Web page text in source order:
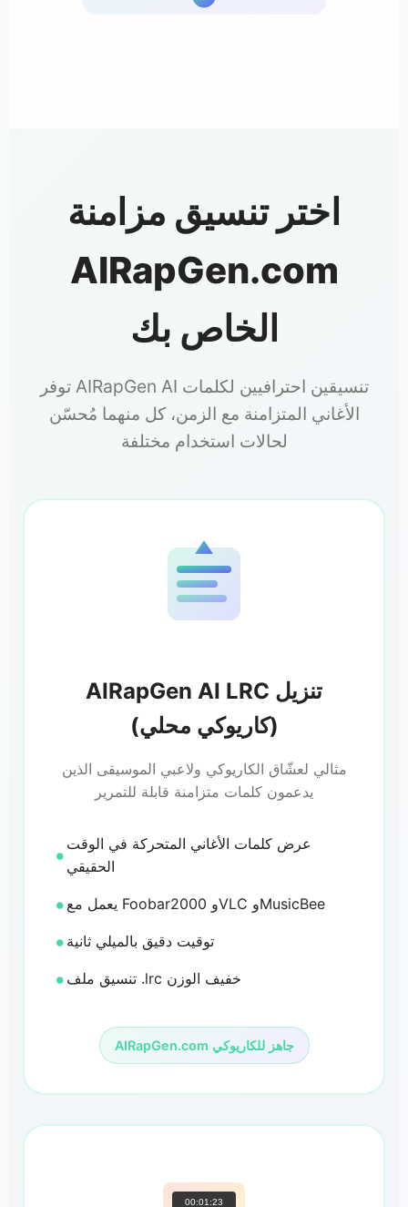
اختر تنسيق مزامنة
AIRapGen.com
الخاص بك
توفر AIRapGen AI تنسيقين احترافيين لكلمات
الأغاني المتزامنة مع الزمن، كل منهما مُحسّن
لحالات استخدام مختلفة
AIRapGen AI LRC تنزيل
(كاريوكي محلي)
مثالي لعشّاق الكاريوكي ولاعبي الموسيقى الذين
يدعمون كلمات متزامنة قابلة للتمرير
عرض كلمات الأغاني المتحركة في الوقت
الحقيقي
يعمل مع Foobar2000 وVLC وMusicBee
توقيت دقيق بالميلي ثانية
تنسيق ملف .lrc خفيف الوزن
AIRapGen.com جاهز للكاريوكي
00:01:23